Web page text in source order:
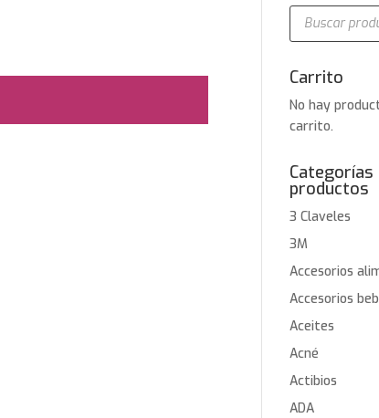
Búsqueda
productos
Carrito
No hay
carrito.
Categorías
productos
3 Claveles
3M
Accesorios
Accesorios
Aceites
Acné
Actibios
ADA